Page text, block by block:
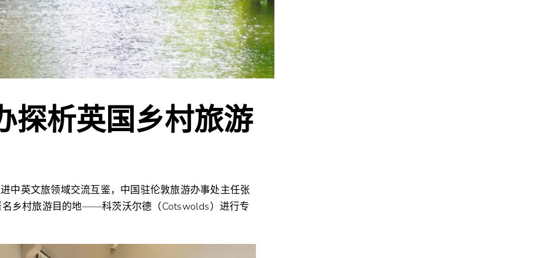
探析英国乡村旅游
中英文旅领域交流互鉴，中国驻伦敦旅游办事处主任张
乡村旅游目的地——科茨沃尔德（Cotswolds）进行专